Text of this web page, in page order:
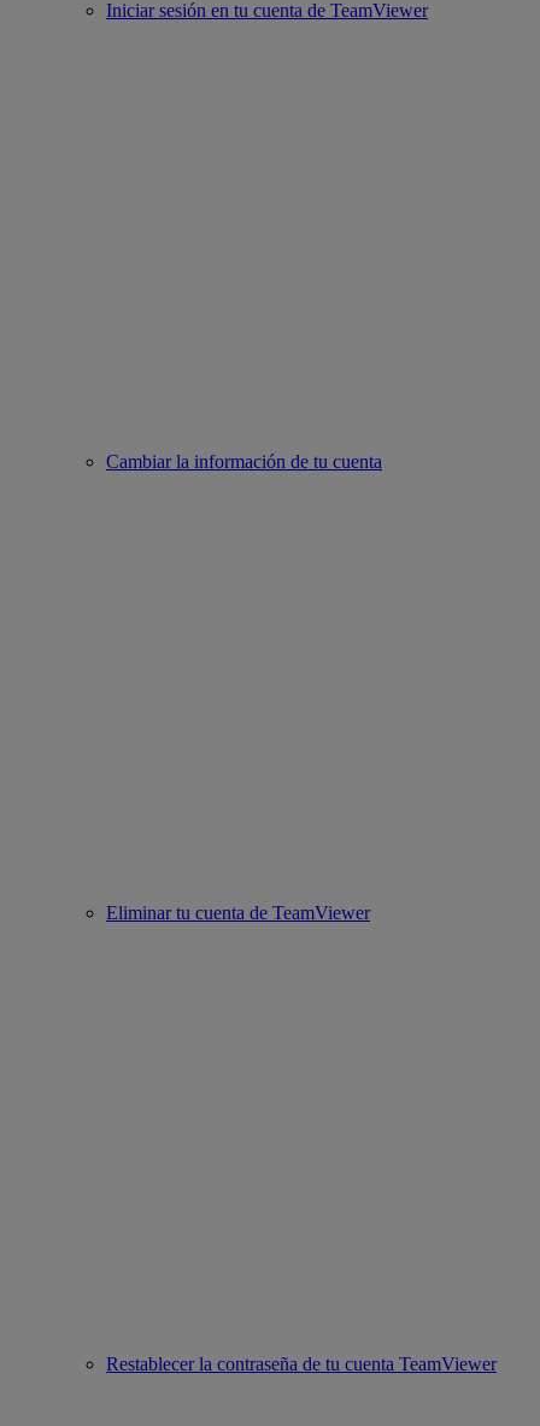
Iniciar sesión en tu cuenta de TeamViewer
Cambiar la información de tu cuenta
Eliminar tu cuenta de TeamViewer
Restablecer la contraseña de tu cuenta TeamViewer